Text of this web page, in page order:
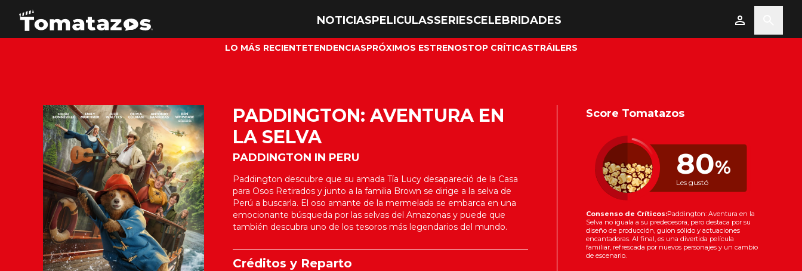
NOTICIASPELICULASSERIESCELEBRIDADES
LO MÁS RECIENTETENDENCIASPRÓXIMOS ESTRENOSTOP CRÍTICASTRÁILERS
PADDINGTON: AVENTURA EN
LA SELVA
PADDINGTON IN PERU
Paddington descubre que su amada Tía Lucy desapareció de la Casa
para Osos Retirados y junto a la familia Brown se dirige a la selva de
Perú a buscarla. El oso amante de la mermelada se embarca en una
emocionante búsqueda por las selvas del Amazonas y puede que
también descubra uno de los tesoros más legendarios del mundo.
Créditos y Reparto
Score Tomatazos
80%
Les gustó
Consenso de Críticos:Paddington: Aventura en la
Selva no iguala a su predecesora, pero destaca por su
diseño de producción, guion sólido y actuaciones
encantadoras. Al final, es una divertida película
familiar, refrescada por nuevos personajes y un cambio
de escenario.